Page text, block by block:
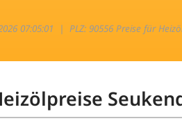
07:05:01 |PLZ: 90556 Preise für